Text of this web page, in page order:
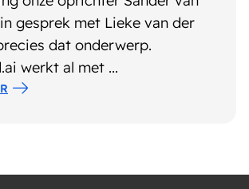
gesprek met Lieke van der
dat onderwerp.
werkt al met ...